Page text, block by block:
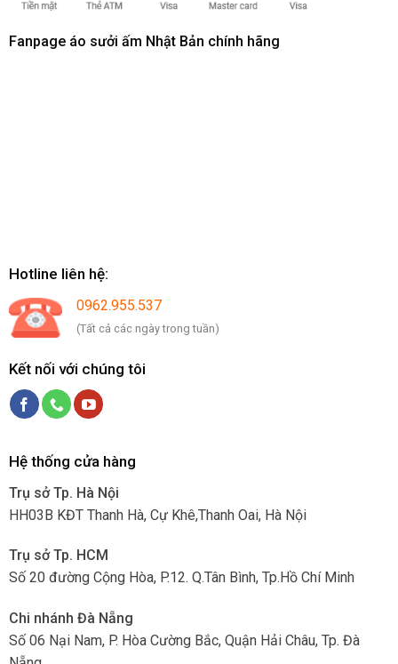
Fanpage áo sưởi ấm Nhật Bản chính hãng
Hotline liên hệ:
0962.955.537
(Tất cả các ngày trong tuần)
Kết nối với chúng tôi
Hệ thống cửa hàng
Trụ sở Tp. Hà Nội
HH03B KĐT Thanh Hà, Cự Khê,Thanh Oai, Hà Nội
Trụ sở Tp. HCM
Số 20 đường Cộng Hòa, P.12. Q.Tân Bình, Tp.Hồ Chí Minh
Chi nhánh Đà Nẵng
Số 06 Nại Nam, P. Hòa Cường Bắc, Quận Hải Châu, Tp. Đà